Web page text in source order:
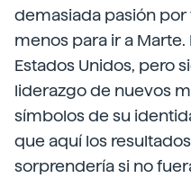
demasiada pasión por
menos para ir a
Estados Unidos, pero
liderazgo de nuevos
símbolos de su
que aquí los
sorprendería si no